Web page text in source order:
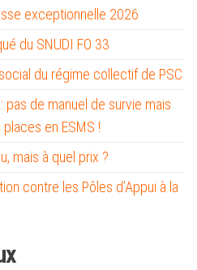
exceptionnelle 2026
du SNUDI FO 33
du régime collectif de PSC
de manuel de survie mais
en ESMS !
mais à quel prix ?
contre les Pôles d’Appui à la